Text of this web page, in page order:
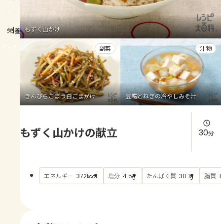
レシピ
トーク
よくあるお問い合わせ
お買い物
AJINOMOTO PARK とは
栄養 もずく山かけ
きんぴらごぼう白ごまがけ
副菜
豆腐とねぎの冷やしみそ汁
汁物
もずく山かけの献立 30分
エネルギー 372kcal 塩分 4.5g たんぱく質 30.1g 脂質